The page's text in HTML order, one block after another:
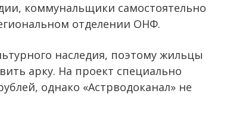
коммунальщики самостоятельно
отделении ОНФ.
наследия, поэтому жильцы
арку. На проект специально
однако «Астрводоканал» не